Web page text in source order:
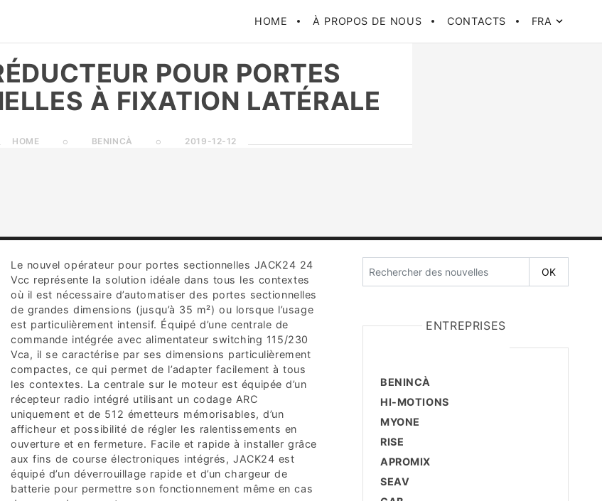
HOME À PROPOS DE NOUS CONTACTS FRA
POUR PORTES
À FIXATION LATÉRALE
HOME BENINCÀ 2019-12-12
Le nouvel opérateur pour portes sectionnelles JACK24 24
Vcc représente la solution idéale dans tous les contextes
où il est nécessaire d’automatiser des portes sectionnelles
de grandes dimensions (jusqu’à 35 m²) ou lorsque l’usage
est particulièrement intensif. Équipé d’une centrale de
commande intégrée avec alimentateur switching 115/230
Vca, il se caractérise par ses dimensions particulièrement
compactes, ce qui permet de l’adapter facilement à tous
les contextes. La centrale sur le moteur est équipée d’un
récepteur radio intégré utilisant un codage ARC
uniquement et de 512 émetteurs mémorisables, d’un
afficheur et possibilité de régler les ralentissements en
ouverture et en fermeture. Facile et rapide à installer grâce
aux fins de course électroniques intégrés, JACK24 est
équipé d’un déverrouillage rapide et d’un chargeur de
batterie pour permettre son fonctionnement même en cas
ENTREPRISES
BENINCÀ
HI-MOTIONS
MYONE
RISE
APROMIX
SEAV